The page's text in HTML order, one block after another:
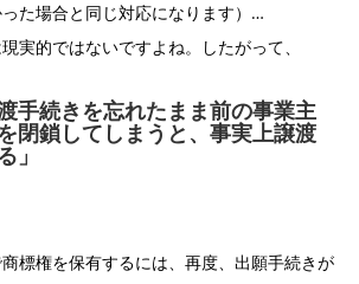
た場合と同じ対応になります）…
実的ではないですよね。したがって、
手続きを忘れたまま前の事業主
閉鎖してしまうと、事実上譲渡
」
標権を保有するには、再度、出願手続きが